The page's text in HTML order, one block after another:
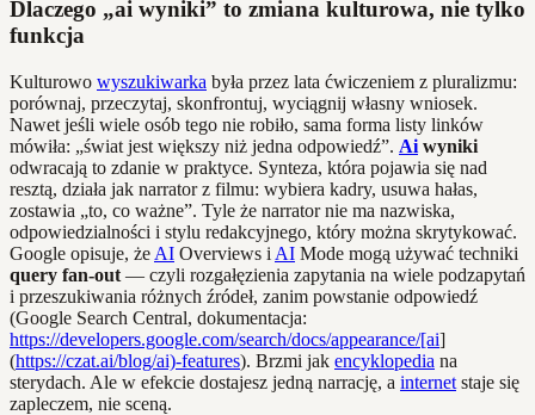
Dlaczego „ai wyniki” to zmiana kulturowa, nie tylko
funkcja
Kulturowo wyszukiwarka była przez lata ćwiczeniem z pluralizmu:
porównaj, przeczytaj, skonfrontuj, wyciągnij własny wniosek.
Nawet jeśli wiele osób tego nie robiło, sama forma listy linków
mówiła: „świat jest większy niż jedna odpowiedź”. Ai wyniki
odwracają to zdanie w praktyce. Synteza, która pojawia się nad
resztą, działa jak narrator z filmu: wybiera kadry, usuwa hałas,
zostawia „to, co ważne”. Tyle że narrator nie ma nazwiska,
odpowiedzialności i stylu redakcyjnego, który można skrytykować.
Google opisuje, że AI Overviews i AI Mode mogą używać techniki
query fan-out — czyli rozgałęzienia zapytania na wiele podzapytań
i przeszukiwania różnych źródeł, zanim powstanie odpowiedź
(Google Search Central, dokumentacja:
https://developers.google.com/search/docs/appearance/[ai]
(https://czat.ai/blog/ai)-features). Brzmi jak encyklopedia na
sterydach. Ale w efekcie dostajesz jedną narrację, a internet staje się
zapleczem, nie sceną.